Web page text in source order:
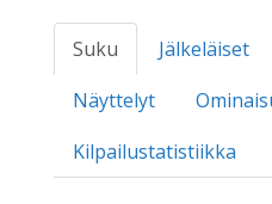
Suku Jälkeläiset
Näyttelyt
Kilpailustatistiikka